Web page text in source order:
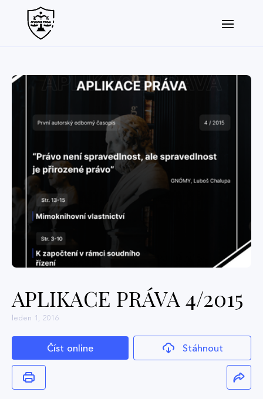
APLIKACE PRÁVA 4/2015
leden 1, 2016
Číst online Stáhnout